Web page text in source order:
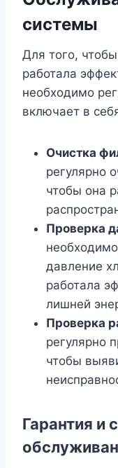
системы
Для того,
работала
необходимо
включает в
Очистка
регулярно
чтобы она
Проверка
давление
работала
лишней
Проверка
регулярно
чтобы
Гарантия и